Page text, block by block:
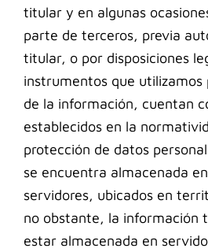
titular y en algunas
parte de terceros, previa
titular, o por disposiciones
instrumentos que utilizamos
de la información, cuentan
establecidos en la
protección de datos
se encuentra almacenada
servidores, ubicados en
no obstante, la información
estar almacenada en